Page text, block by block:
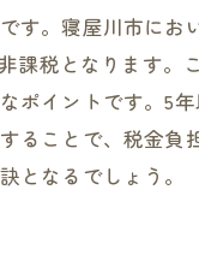
。寝屋川市に
税となります
イントです。5
ことで、税金
となるでしょう。